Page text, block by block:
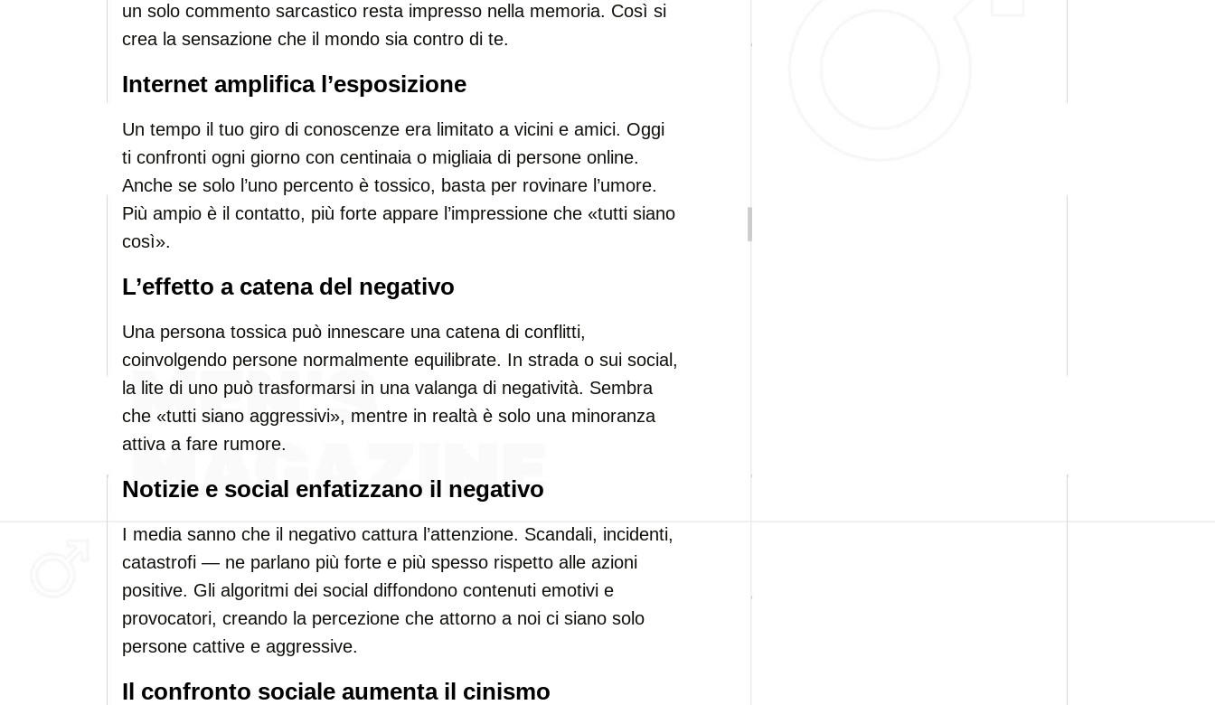
un solo commento sarcastico resta impresso nella memoria. Così si
crea la sensazione che il mondo sia contro di te.
Internet amplifica l’esposizione
Un tempo il tuo giro di conoscenze era limitato a vicini e amici. Oggi
ti confronti ogni giorno con centinaia o migliaia di persone online.
Anche se solo l’uno percento è tossico, basta per rovinare l’umore.
Più ampio è il contatto, più forte appare l’impressione che «tutti siano
così».
L’effetto a catena del negativo
Una persona tossica può innescare una catena di conflitti,
coinvolgendo persone normalmente equilibrate. In strada o sui social,
la lite di uno può trasformarsi in una valanga di negatività. Sembra
che «tutti siano aggressivi», mentre in realtà è solo una minoranza
attiva a fare rumore.
Notizie e social enfatizzano il negativo
I media sanno che il negativo cattura l’attenzione. Scandali, incidenti,
catastrofi — ne parlano più forte e più spesso rispetto alle azioni
positive. Gli algoritmi dei social diffondono contenuti emotivi e
provocatori, creando la percezione che attorno a noi ci siano solo
persone cattive e aggressive.
Il confronto sociale aumenta il cinismo